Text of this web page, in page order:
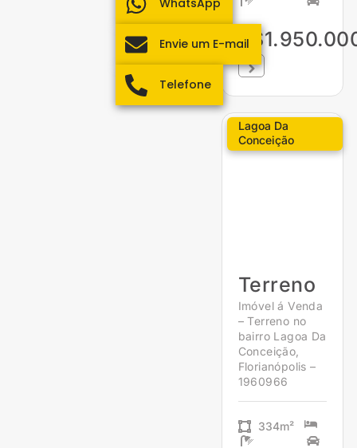
Lagoa Da
Conceição
Terreno
Imóvel á Venda
– Terreno no
bairro Lagoa Da
Conceição,
Florianópolis –
1960966
334m²
WhatsApp
Envie um E-mail
Telefone